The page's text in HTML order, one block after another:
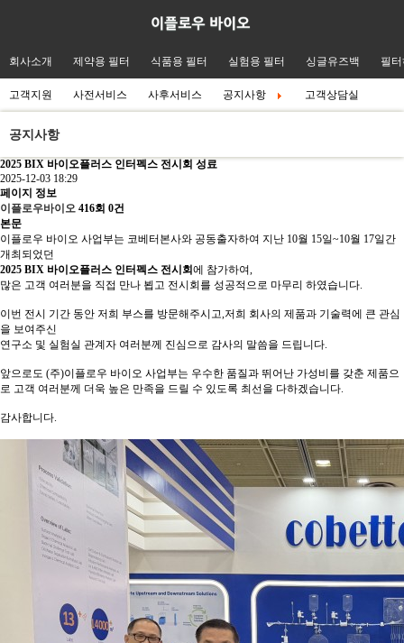
회사소개 제약용 필터 식품용 필터 실험용 필터 싱글유즈백 필
고객지원 사전서비스 사후서비스 공지사항 고객상담실
공지사항
2025 BIX 바이오플러스 인터펙스 전시회 성료
2025-12-03 18:29
페이지 정보
이플로우바이오 416회 0건
본문
이플로우 바이오 사업부는 코베터본사와 공동출자하여 지난 10월 15일~10월 17일간
개최되었던
2025 BIX 바이오플러스 인터펙스 전시회에 참가하여,
많은 고객 여러분을 직접 만나 뵙고 전시회를 성공적으로 마무리 하였습니다.
이번 전시 기간 동안 저희 부스를 방문해주시고,저희 회사의 제품과 기술력에 큰 관심
을 보여주신
연구소 및 실험실 관계자 여러분께 진심으로 감사의 말씀을 드립니다.
앞으로도 (주)이플로우 바이오 사업부는 우수한 품질과 뛰어난 가성비를 갖춘 제품으
로 고객 여러분께 더욱 높은 만족을 드릴 수 있도록 최선을 다하겠습니다.
감사합니다.